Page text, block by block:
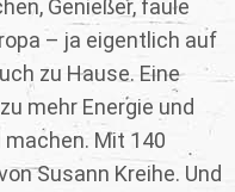
Genießer, faule
– ja eigentlich auf
zu Hause. Eine
mehr Energie und
Mit 140
Susann Kreihe. Und